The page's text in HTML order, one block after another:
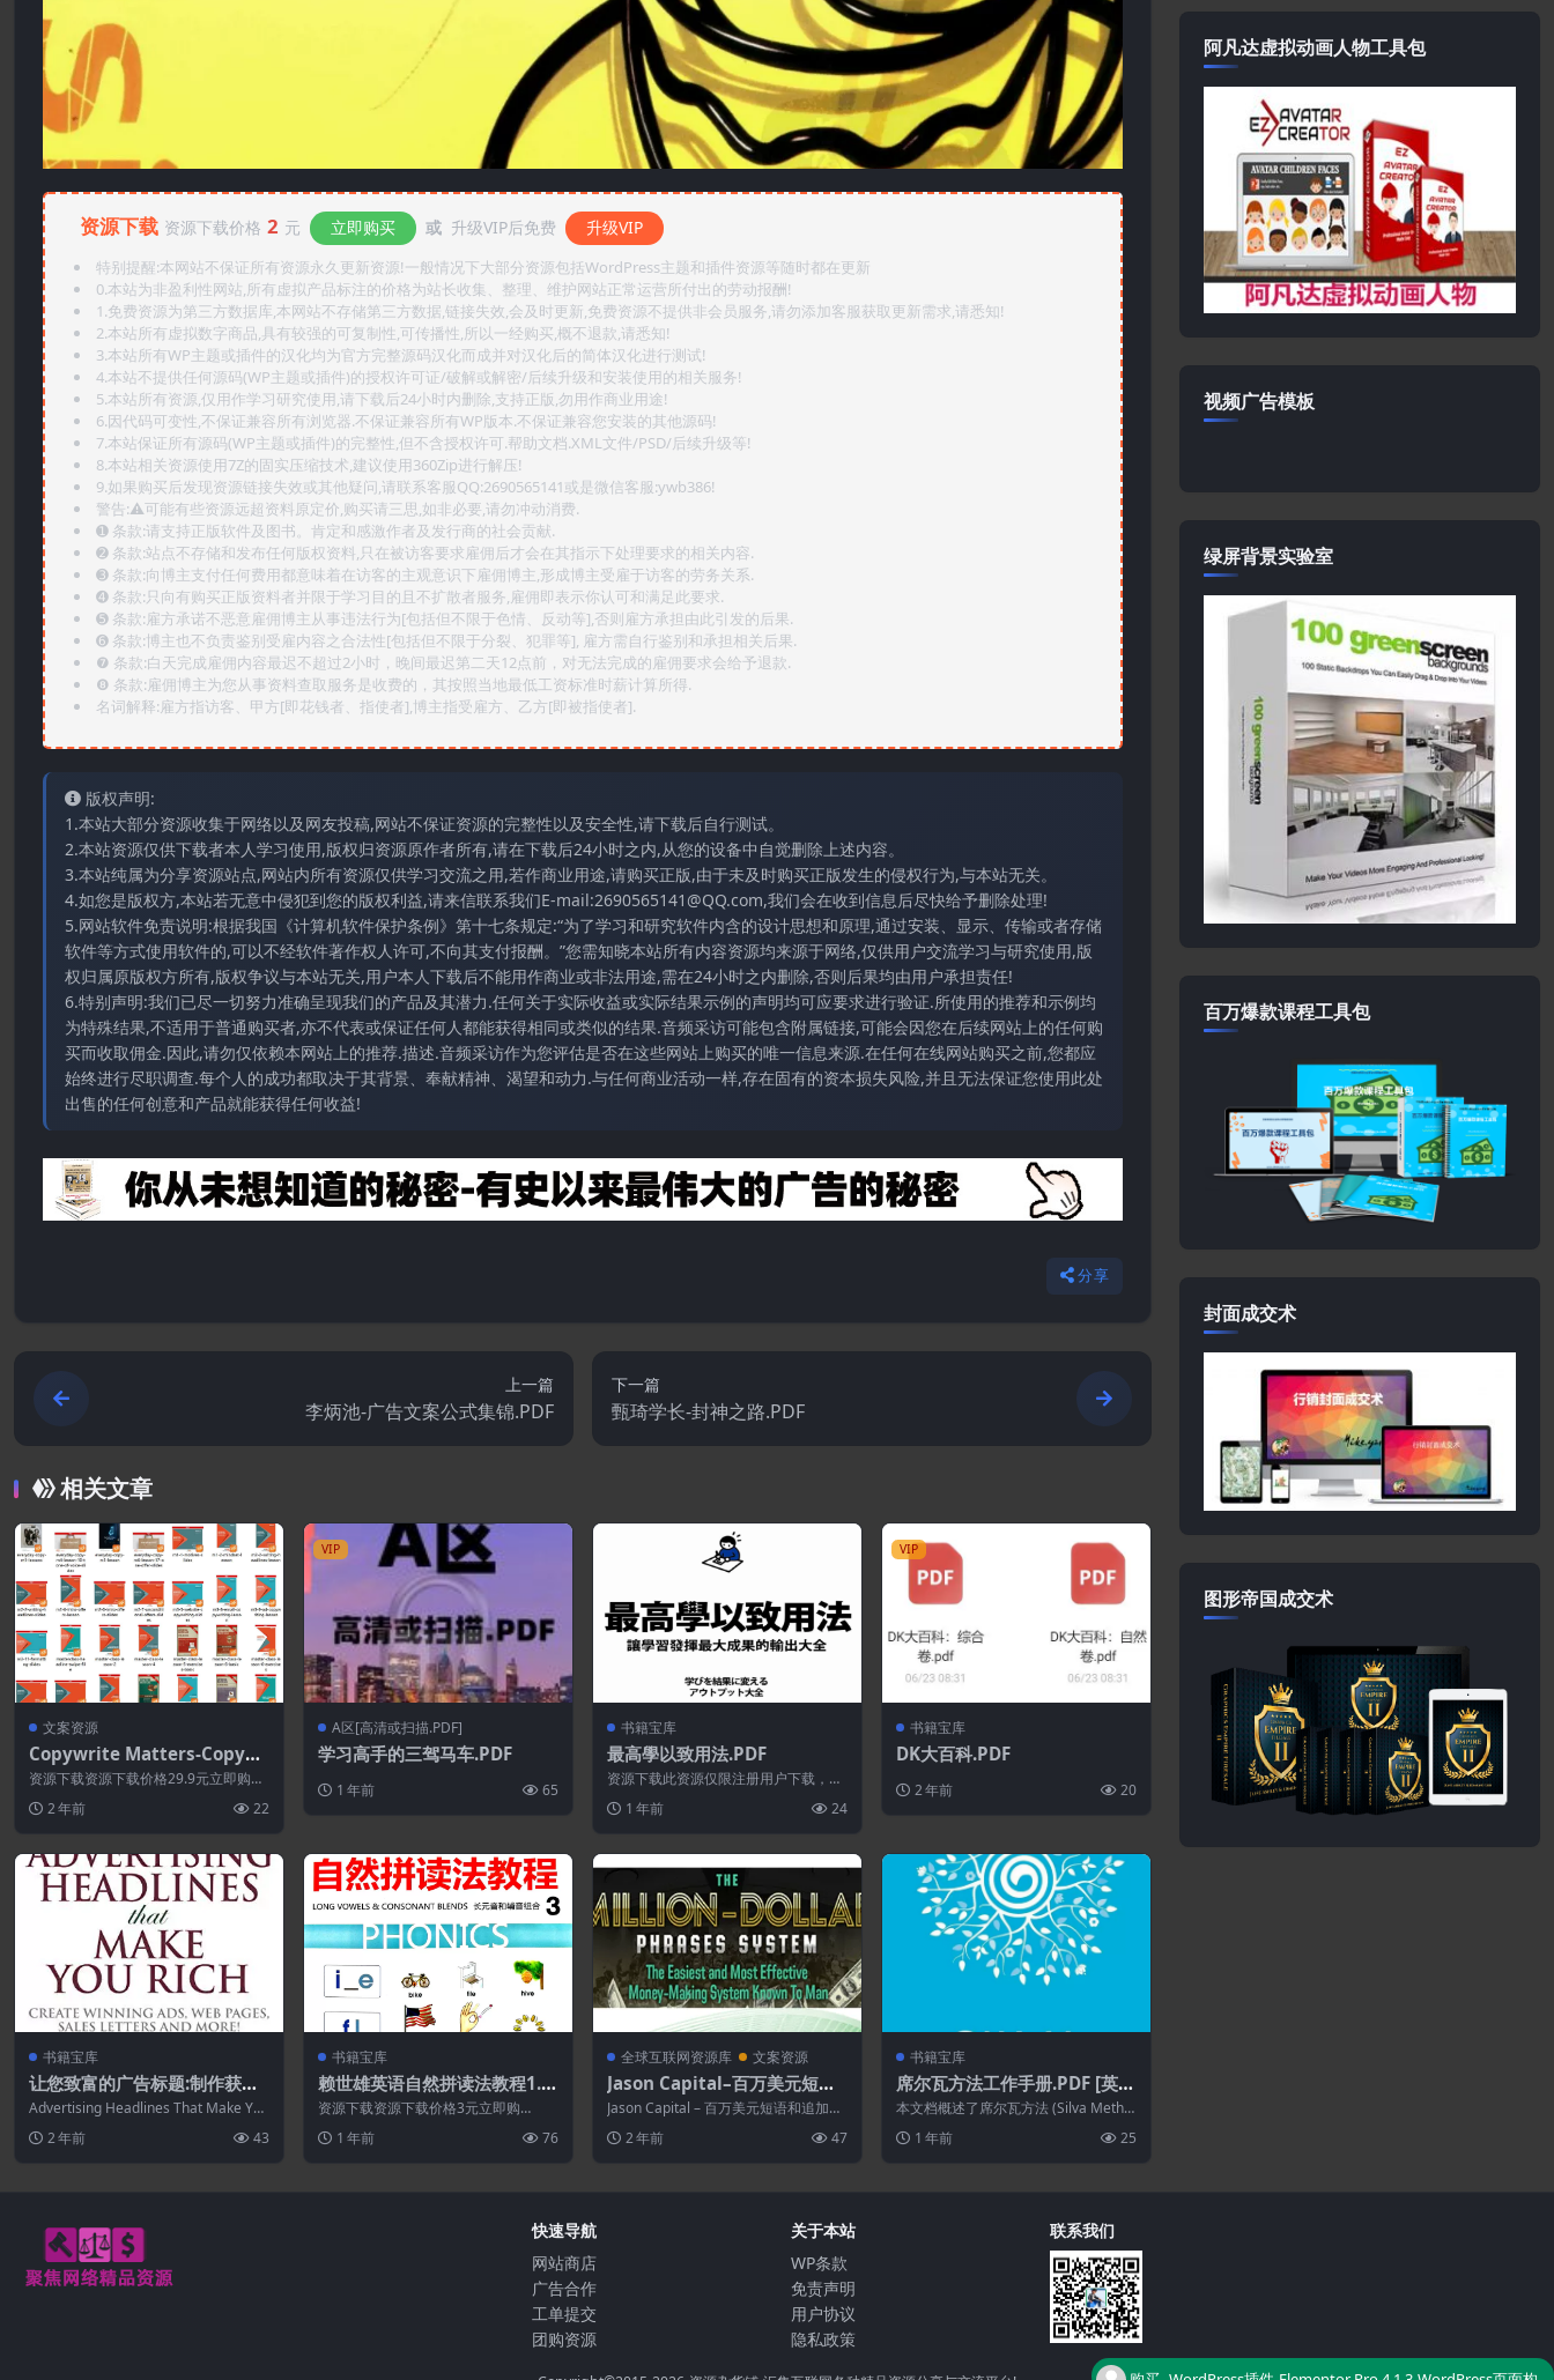
资源下载 资源下载价格 2 元 立即购买 或 升级VIP后免费 升级VIP
特别提醒:本网站不保证所有资源永久更新资源!一般情况下大部分资源包括WordPress主题和插件资源等随时都在更新
0.本站为非盈利性网站,所有虚拟产品标注的价格为站长收集、整理、维护网站正常运营所付出的劳动报酬!
1.免费资源为第三方数据库,本网站不存储第三方数据,链接失效,会及时更新,免费资源不提供非会员服务,请勿添加客服获取更新需求,请悉知!
2.本站所有虚拟数字商品,具有较强的可复制性,可传播性,所以一经购买,概不退款,请悉知!
3.本站所有WP主题或插件的汉化均为官方完整源码汉化而成并对汉化后的简体汉化进行测试!
4.本站不提供任何源码(WP主题或插件)的授权许可证/破解或解密/后续升级和安装使用的相关服务!
5.本站所有资源,仅用作学习研究使用,请下载后24小时内删除,支持正版,勿用作商业用途!
6.因代码可变性,不保证兼容所有浏览器.不保证兼容所有WP版本.不保证兼容您安装的其他源码!
7.本站保证所有源码(WP主题或插件)的完整性,但不含授权许可.帮助文档.XML文件/PSD/后续升级等!
8.本站相关资源使用7Z的固实压缩技术,建议使用360Zip进行解压!
9.如果购买后发现资源链接失效或其他疑问,请联系客服QQ:2690565141或是微信客服:ywb386!
警告:⚠️可能有些资源远超资料原定价,购买请三思,如非必要,请勿冲动消费.
➊️ 条款:请支持正版软件及图书。肯定和感激作者及发行商的社会贡献.
➋️ 条款:站点不存储和发布任何版权资料,只在被访客要求雇佣后才会在其指示下处理要求的相关内容.
➌️ 条款:向博主支付任何费用都意味着在访客的主观意识下雇佣博主,形成博主受雇于访客的劳务关系.
➍️ 条款:只向有购买正版资料者并限于学习目的且不扩散者服务,雇佣即表示你认可和满足此要求.
➎ 条款:雇方承诺不恶意雇佣博主从事违法行为[包括但不限于色情、反动等],否则雇方承担由此引发的后果.
➏️ 条款:博主也不负责鉴别受雇内容之合法性[包括但不限于分裂、犯罪等], 雇方需自行鉴别和承担相关后果.
❼ 条款:白天完成雇佣内容最迟不超过2小时，晚间最迟第二天12点前，对无法完成的雇佣要求会给予退款.
❽ 条款:雇佣博主为您从事资料查取服务是收费的，其按照当地最低工资标准时薪计算所得.
名词解释:雇方指访客、甲方[即花钱者、指使者],博主指受雇方、乙方[即被指使者].
版权声明:
1.本站大部分资源收集于网络以及网友投稿,网站不保证资源的完整性以及安全性,请下载后自行测试。
2.本站资源仅供下载者本人学习使用,版权归资源原作者所有,请在下载后24小时之内,从您的设备中自觉删除上述内容。
3.本站纯属为分享资源站点,网站内所有资源仅供学习交流之用,若作商业用途,请购买正版,由于未及时购买正版发生的侵权行为,与本站无关。
4.如您是版权方,本站若无意中侵犯到您的版权利益,请来信联系我们E-mail:2690565141@QQ.com,我们会在收到信息后尽快给予删除处理!
5.网站软件免责说明:根据我国《计算机软件保护条例》第十七条规定:“为了学习和研究软件内含的设计思想和原理,通过安装、显示、传输或者存储
软件等方式使用软件的,可以不经软件著作权人许可,不向其支付报酬。”您需知晓本站所有内容资源均来源于网络,仅供用户交流学习与研究使用,版
权归属原版权方所有,版权争议与本站无关,用户本人下载后不能用作商业或非法用途,需在24小时之内删除,否则后果均由用户承担责任!
6.特别声明:我们已尽一切努力准确呈现我们的产品及其潜力.任何关于实际收益或实际结果示例的声明均可应要求进行验证.所使用的推荐和示例均
为特殊结果,不适用于普通购买者,亦不代表或保证任何人都能获得相同或类似的结果.音频采访可能包含附属链接,可能会因您在后续网站上的任何购
买而收取佣金.因此,请勿仅依赖本网站上的推荐.描述.音频采访作为您评估是否在这些网站上购买的唯一信息来源.在任何在线网站购买之前,您都应
始终进行尽职调查.每个人的成功都取决于其背景、奉献精神、渴望和动力.与任何商业活动一样,存在固有的资本损失风险,并且无法保证您使用此处
出售的任何创意和产品就能获得任何收益!
分享
上一篇
李炳池-广告文案公式集锦.PDF
下一篇
甄琦学长-封神之路.PDF
相关文章
文案资源
Copywrite Matters-Copywr
iting Master Class
资源下载资源下载价格29.9元立即购
2 年前 22
VIP
A区[高清或扫描.PDF]
学习高手的三驾马车.PDF
1 年前 65
书籍宝库
最高學以致用法.PDF
资源下载此资源仅限注册用户下载，请
永久更新资...
1 年前 24
VIP
书籍宝库
DK大百科.PDF
2 年前 20
书籍宝库
让您致富的广告标题:制作获奖
广告、网页、销售信等.PDF
Advertising Headlines That Make You
Rich...
2 年前 43
书籍宝库
赖世雄英语自然拼读法教程1.2.
3.PDF
资源下载资源下载价格3元立即购
买 或 ...
1 年前 76
全球互联网资源库 文案资源
Jason Capital–百万美元短语
和追加销售.金钱.权力和地位的
27个秘密 (VIP)
Jason Capital – 百万美元短语和追加销
售，金钱、权力和地位的 27...
2 年前 47
书籍宝库
席尔瓦方法工作手册.PDF [英
语]
本文档概述了席尔瓦方法 (Silva Metho
d) 的课程，概述了其核心价值观...
1 年前 25
阿凡达虚拟动画人物工具包
视频广告模板
绿屏背景实验室
百万爆款课程工具包
封面成交术
图形帝国成交术
快速导航
网站商店
广告合作
工单提交
团购资源
关于本站
WP条款
免责声明
用户协议
隐私政策
联系我们
购买